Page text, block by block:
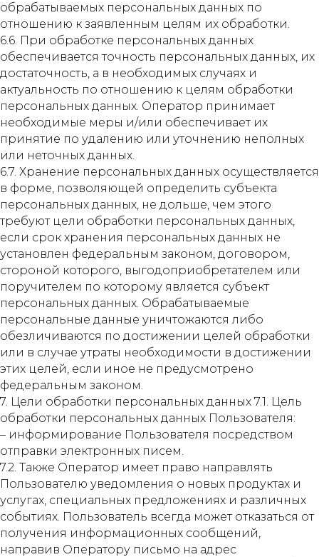
обрабатываемых персональных данных по
отношению к заявленным целям их обработки.
6.6. При обработке персональных данных
обеспечивается точность персональных данных, их
достаточность, а в необходимых случаях и
актуальность по отношению к целям обработки
персональных данных. Оператор принимает
необходимые меры и/или обеспечивает их
принятие по удалению или уточнению неполных
или неточных данных.
6.7. Хранение персональных данных осуществляется
в форме, позволяющей определить субъекта
персональных данных, не дольше, чем этого
требуют цели обработки персональных данных,
если срок хранения персональных данных не
установлен федеральным законом, договором,
стороной которого, выгодоприобретателем или
поручителем по которому является субъект
персональных данных. Обрабатываемые
персональные данные уничтожаются либо
обезличиваются по достижении целей обработки
или в случае утраты необходимости в достижении
этих целей, если иное не предусмотрено
федеральным законом.
7. Цели обработки персональных данных 7.1. Цель
обработки персональных данных Пользователя:
– информирование Пользователя посредством
отправки электронных писем.
7.2. Также Оператор имеет право направлять
Пользователю уведомления о новых продуктах и
услугах, специальных предложениях и различных
событиях. Пользователь всегда может отказаться от
получения информационных сообщений,
направив Оператору письмо на адрес